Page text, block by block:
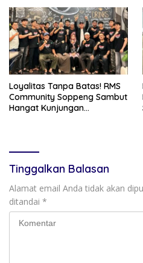
Loyalitas Tanpa Batas! RMS
Community Soppeng Sambut
Hangat Kunjungan
Tinggalkan Balasan
Alamat email Anda tidak akan
ditandai *